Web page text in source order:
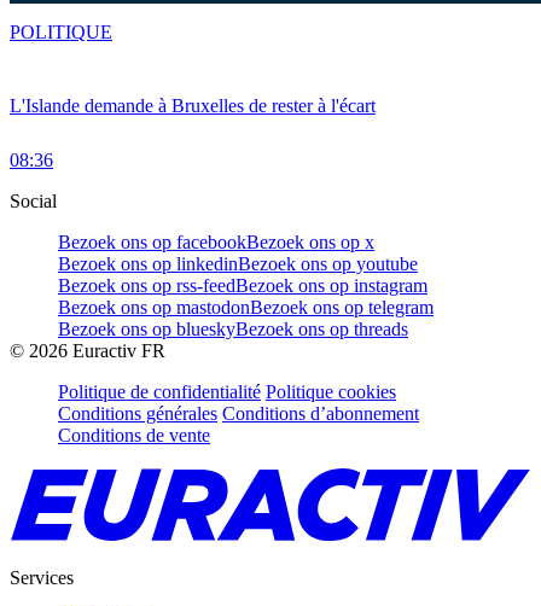
L'Islande demande à Bruxelles de rester à l'écart
08:36
POLITIQUE
Social
Bezoek ons op facebookBezoek ons op x
Bezoek ons op linkedinBezoek ons op youtube
Bezoek ons op rss-feedBezoek ons op instagram
Bezoek ons op mastodonBezoek ons op telegram
Bezoek ons op blueskyBezoek ons op threads
© 2026 Euractiv FR
Politique de confidentialité Politique cookies
Conditions générales Conditions d’abonnement
Conditions de vente
Services